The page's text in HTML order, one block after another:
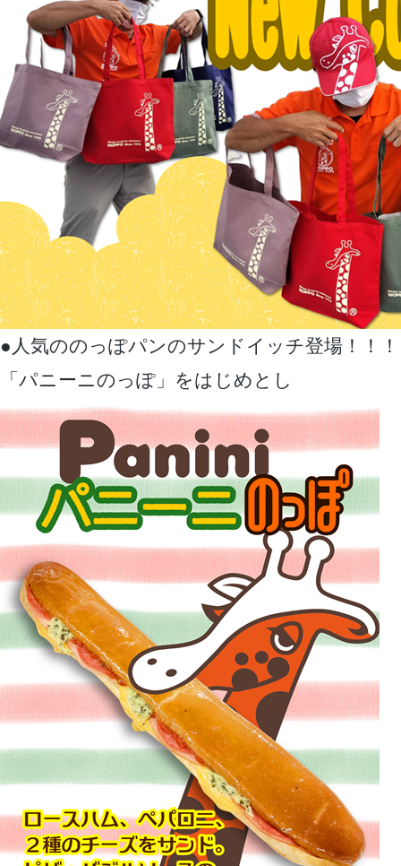
●人気ののっぽパンのサンドイッチ登場！！！
「パニーニのっぽ」をはじめとし